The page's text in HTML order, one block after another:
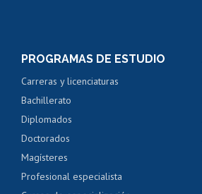
PROGRAMAS DE ESTUDIO
Carreras y licenciaturas
Bachillerato
Diplomados
Doctorados
Magísteres
Profesional especialista